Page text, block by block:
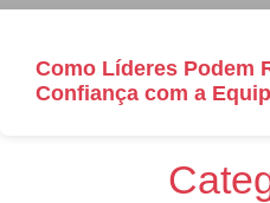
Como Líderes Podem
Confiança com a